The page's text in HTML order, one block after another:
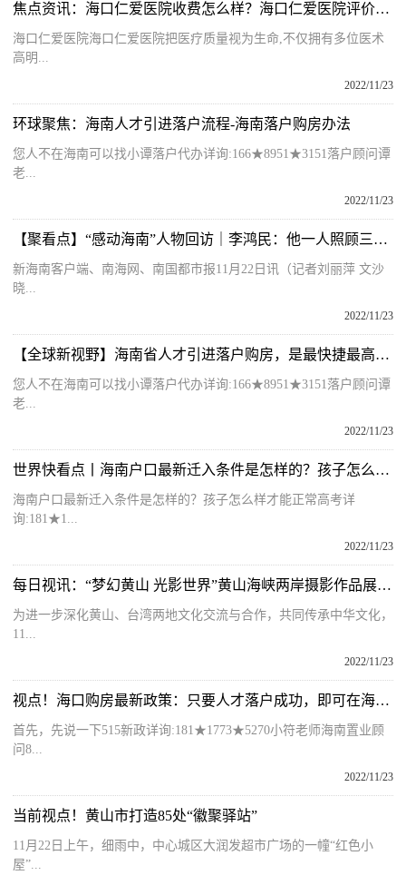
焦点资讯：海口仁爱医院收费怎么样？海口仁爱医院评价好吗？
海口仁爱医院海口仁爱医院把医疗质量视为生命,不仅拥有多位医术
高明...
2022/11/23
环球聚焦：海南人才引进落户流程-海南落户购房办法
您人不在海南可以找小谭落户代办详询:166★8951★3151落户顾问谭
老...
2022/11/23
【聚看点】“感动海南”人物回访｜李鸿民：他一人照顾三人，单肩挑起全家重担
新海南客户端、南海网、南国都市报11月22日讯（记者刘丽萍 文沙
晓...
2022/11/23
【全球新视野】海南省人才引进落户购房，是最快捷最高效的好方法
您人不在海南可以找小谭落户代办详询:166★8951★3151落户顾问谭
老...
2022/11/23
世界快看点丨海南户口最新迁入条件是怎样的？孩子怎么样才能正常高考？
海南户口最新迁入条件是怎样的？孩子怎么样才能正常高考详
询:181★1...
2022/11/23
每日视讯：“梦幻黄山 光影世界”黄山海峡两岸摄影作品展在黄山开幕
为进一步深化黄山、台湾两地文化交流与合作，共同传承中华文化，
11...
2022/11/23
视点！海口购房最新政策：只要人才落户成功，即可在海口买房
首先，先说一下515新政详询:181★1773★5270小符老师海南置业顾
问8...
2022/11/23
当前视点！黄山市打造85处“徽聚驿站”
11月22日上午，细雨中，中心城区大润发超市广场的一幢“红色小
屋”...